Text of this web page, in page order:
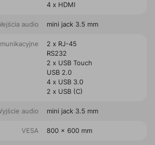
4 x HDMI
audio mini jack 3.5 mm
2 x RJ-45
RS232
2 x USB Touch
USB 2.0
4 x USB 3.0
2 x USB (C)
audio mini jack 3.5 mm
VESA 800 x 600 mm